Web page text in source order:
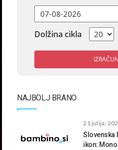
Dolžina cikla
NAJBOLJ BRANO
21 julija,
Slovenska
ikon: